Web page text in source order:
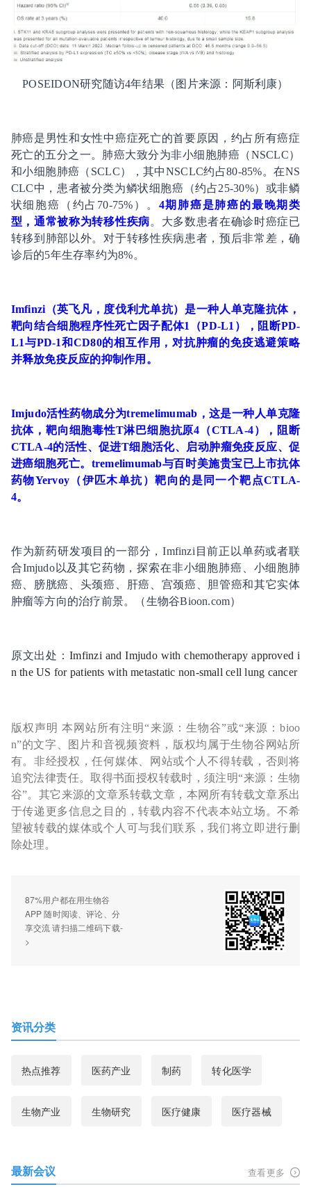
POSEIDON研究随访4年结果（图片来源：阿斯利康）
肺癌是男性和女性中癌症死亡的首要原因，约占所有癌症
死亡的五分之一。肺癌大致分为非小细胞肺癌（NSCLC）
和小细胞肺癌（SCLC），其中NSCLC约占80-85%。在NS
CLC中，患者被分类为鳞状细胞癌（约占25-30%）或非鳞
状细胞癌（约占70-75%）。 4期肺癌是肺癌的最晚期类
型，通常被称为转移性疾病。大多数患者在确诊时癌症已
转移到肺部以外。对于转移性疾病患者，预后非常差，确
诊后的5年生存率约为8%。
Imfinzi（英飞凡，度伐利尤单抗）是一种人单克隆抗体，
靶向结合细胞程序性死亡因子配体1（PD-L1），阻断PD-
L1与PD-1和CD80的相互作用，对抗肿瘤的免疫逃避策略
并释放免疫反应的抑制作用。
Imjudo活性药物成分为tremelimumab，这是一种人单克隆
抗体，靶向细胞毒性T淋巴细胞抗原4（CTLA-4），阻断
CTLA-4的活性、促进T细胞活化、启动肿瘤免疫反应、促
进癌细胞死亡。tremelimumab与百时美施贵宝已上市抗体
药物Yervoy（伊匹木单抗）靶向的是同一个靶点CTLA-
4。
作为新药研发项目的一部分，Imfinzi目前正以单药或者联
合Imjudo以及其它药物，探索在非小细胞肺癌、小细胞肺
癌、膀胱癌、头颈癌、肝癌、宫颈癌、胆管癌和其它实体
肿瘤等方向的治疗前景。（生物谷Bioon.com）
原文出处：Imfinzi and Imjudo with chemotherapy approved i
n the US for patients with metastatic non-small cell lung cancer
版权声明 本网站所有注明“来源：生物谷”或“来源：bioo
n”的文字、图片和音视频资料，版权均属于生物谷网站所
有。非经授权，任何媒体、网站或个人不得转载，否则将
追究法律责任。取得书面授权转载时，须注明“来源：生物
谷”。其它来源的文章系转载文章，本网所有转载文章系出
于传递更多信息之目的，转载内容不代表本站立场。不希
望被转载的媒体或个人可与我们联系，我们将立即进行删
除处理。
87%用户都在用生物谷
APP 随时阅读、评论、分
享交流 请扫描二维码下载-
>
资讯分类
热点推荐 医药产业 制药 转化医学
生物产业 生物研究 医疗健康 医疗器械
最新会议 查看更多